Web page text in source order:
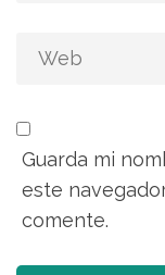
Guarda mi
este
comente.